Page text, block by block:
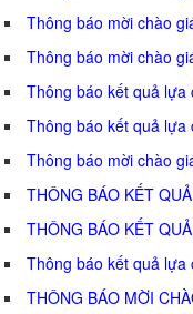
Thông báo mời chào
Thông báo mời chào
Thông báo kết quả lựa
Thông báo kết quả lựa
Thông báo mời chào
THÔNG BÁO KẾT
THÔNG BÁO KẾT
Thông báo kết quả lựa
THÔNG BÁO MỜI